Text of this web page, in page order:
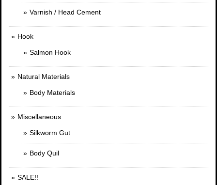
Varnish / Head Cement
Hook
Salmon Hook
Natural Materials
Body Materials
Miscellaneous
Silkworm Gut
Body Quil
SALE!!